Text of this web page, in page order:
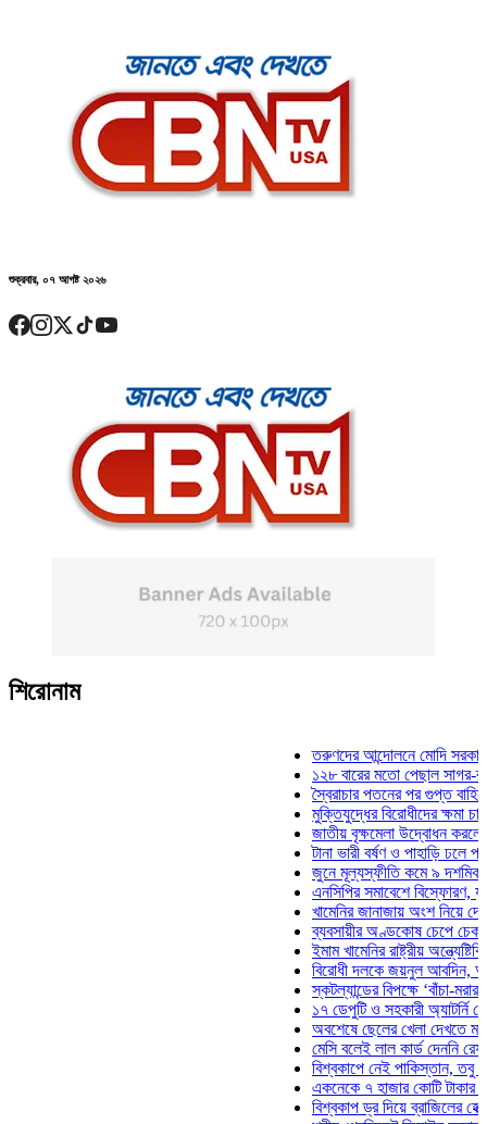
শুক্রবার, ০৭ আগষ্ট ২০২৬
শিরোনাম
তরুণদের আন্দোলনে মোদি সরকার
১২৮ বারের মতো পেছাল সাগর-রুনি
স্বৈরাচার পতনের পর গুপ্ত বাহিনীর
মুক্তিযুদ্ধের বিরোধীদের ক্ষমা চাইতে
জাতীয় বৃক্ষমেলা উদ্বোধন করলেন
টানা ভারী বর্ষণ ও পাহাড়ি ঢলে
জুনে মূল্যস্ফীতি কমে ৯ দশমিক ১৬
এনসিপির সমাবেশে বিস্ফোরণ,
খামেনির জানাজায় অংশ নিয়ে দেশে
ব্যবসায়ীর অণ্ডকোষ চেপে চেক-
ইমাম খামেনির রাষ্ট্রীয়
বিরোধী দলকে জয়নুল আবদিন,
স্কটল্যান্ডের বিপক্ষে ‘বাঁচা-মরার
১৭ ডেপুটি ও সহকারী অ্যাটর্নি
অবশেষে ছেলের খেলা দেখতে মাঠে
মেসি বলেই লাল কার্ড দেননি রেফারি!
বিশ্বকাপে নেই পাকিস্তান, তবু
একনেকে ৭ হাজার কোটি টাকার ৫
বিশ্বকাপ ড্র দিয়ে ব্রাজিলের হেক্সা